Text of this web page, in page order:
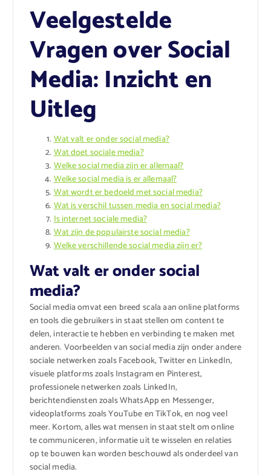
Veelgestelde
Vragen over Social
Media: Inzicht en
Uitleg
Wat valt er onder social media?
Wat doet sociale media?
Welke social media zijn er allemaal?
Welke social media is er allemaal?
Wat wordt er bedoeld met social media?
Wat is verschil tussen media en social media?
Is internet sociale media?
Wat zijn de populairste social media?
Welke verschillende social media zijn er?
Wat valt er onder social
media?
Social media omvat een breed scala aan online platforms
en tools die gebruikers in staat stellen om content te
delen, interactie te hebben en verbinding te maken met
anderen. Voorbeelden van social media zijn onder andere
sociale netwerken zoals Facebook, Twitter en LinkedIn,
visuele platforms zoals Instagram en Pinterest,
professionele netwerken zoals LinkedIn,
berichtendiensten zoals WhatsApp en Messenger,
videoplatforms zoals YouTube en TikTok, en nog veel
meer. Kortom, alles wat mensen in staat stelt om online
te communiceren, informatie uit te wisselen en relaties
op te bouwen kan worden beschouwd als onderdeel van
social media.